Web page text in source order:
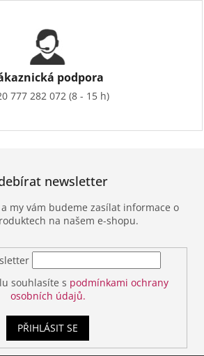
podpora
777 282 072 (8 - 15 h)
newsletter
my vám budeme zasílat informace o
na našem e-shopu.
souhlasíte s podmínkami ochrany
osobních údajů.
PŘIHLÁSIT SE